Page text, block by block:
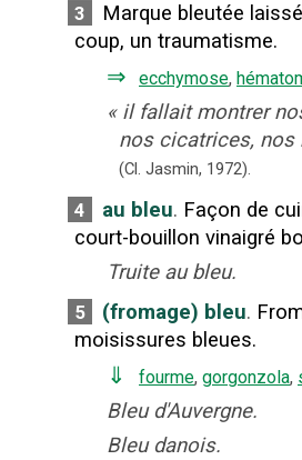
3
Marque bleutée
coup, un traumatisme.
⇒ ecchymose,
« il fallait montrer
nos cicatrices, nos
(Cl. Jasmin, 1972).
4 au bleu. Façon de
court-bouillon vinaigré
Truite au bleu.
5 (fromage) bleu.
moisissures bleues.
⇓ fourme, gorgonzola,
Bleu d'Auvergne.
Bleu danois.